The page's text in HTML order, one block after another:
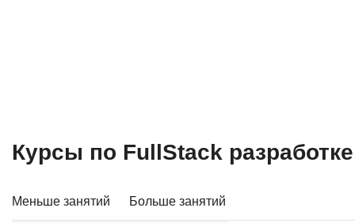
Курсы по FullStack
Меньше занятий Больше занятий